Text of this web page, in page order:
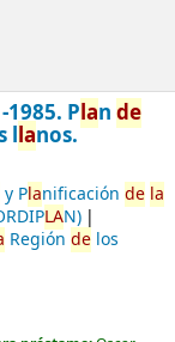
1985. Plan de
llanos.
y Planificación de la
LAN)
Región delos